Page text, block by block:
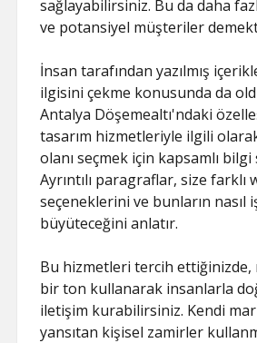
sağlayabilirsiniz. Bu da daha
ve potansiyel müşteriler
İnsan tarafından yazılmış
ilgisini çekme konusunda da
Antalya Döşemealtı'ndaki
tasarım hizmetleriyle ilgili
olanı seçmek için kapsamlı
Ayrıntılı paragraflar, size farklı
seçeneklerini ve bunların nasıl
büyüteceğini anlatır.
Bu hizmetleri tercih ettiğinizde,
bir ton kullanarak insanlarla
iletişim kurabilirsiniz. Kendi
yansıtan kişisel zamirler